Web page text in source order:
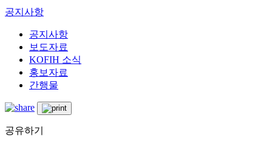
공지사항
공지사항
보도자료
KOFIH 소식
홍보자료
간행물
공유하기